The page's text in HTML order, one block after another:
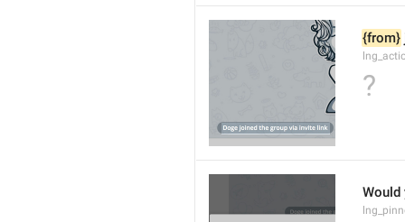
{from}
?
Would